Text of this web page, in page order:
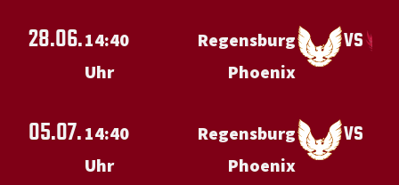
28.06.14:40
Uhr
Regensburg
Phoenix
vs
05.07. 14:40
Uhr
Regensburg
Phoenix
vs